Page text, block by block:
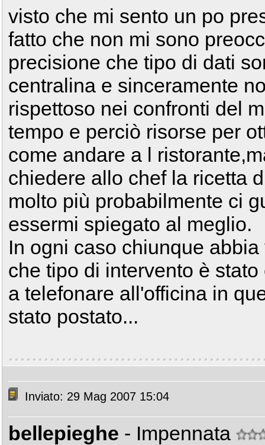
visto che mi sento un po
fatto che non mi sono
precisione che tipo di dati
centralina e sinceramente
rispettoso nei confronti del
tempo e perciò risorse per
come andare a l
chiedere allo chef la ricetta
molto più probabilmente ci
essermi spiegato al meglio.
In ogni caso chiunque
che tipo di intervento è
a telefonare all'officina in
stato postato...
Inviato: 29 Mag 2007 15:04
bellepieghe - Impennata